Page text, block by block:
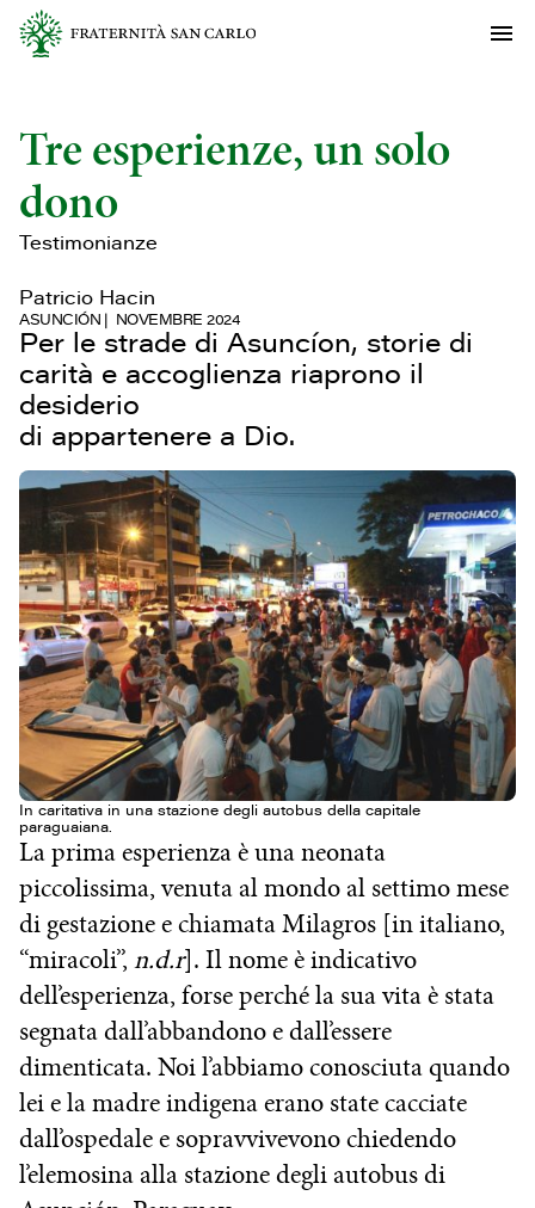
Tre esperienze, un solo
dono
Testimonianze
Patricio Hacin
ASUNCIÓN NOVEMBRE 2024
Per le strade di Asuncíon, storie di
carità e accoglienza riaprono il
desiderio
di appartenere a Dio.
In caritativa in una stazione degli autobus della capitale
paraguaiana.
La prima esperienza è una neonata
piccolissima, venuta al mondo al settimo mese
di gestazione e chiamata Milagros [in italiano,
“miracoli”, n.d.r]. Il nome è indicativo
dell’esperienza, forse perché la sua vita è stata
segnata dall’abbandono e dall’essere
dimenticata. Noi l’abbiamo conosciuta quando
lei e la madre indigena erano state cacciate
dall’ospedale e sopravvivevono chiedendo
l’elemosina alla stazione degli autobus di